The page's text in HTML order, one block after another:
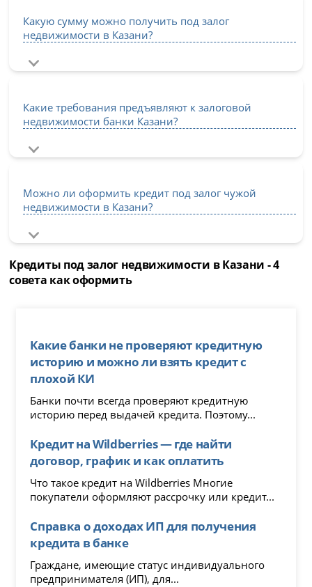
Какую сумму можно получить под залог
недвижимости в Казани?
Какие требования предъявляют к залоговой
недвижимости банки Казани?
Можно ли оформить кредит под залог чужой
недвижимости в Казани?
Кредиты под залог недвижимости в Казани - 4
совета как оформить
Какие банки не проверяют кредитную
историю и можно ли взять кредит с
плохой КИ
Банки почти всегда проверяют кредитную
историю перед выдачей кредита. Поэтому...
Кредит на Wildberries — где найти
договор, график и как оплатить
Что такое кредит на Wildberries Многие
покупатели оформляют рассрочку или кредит...
Справка о доходах ИП для получения
кредита в банке
Граждане, имеющие статус индивидуального
предпринимателя (ИП), для...